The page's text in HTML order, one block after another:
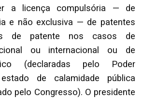
a licença compulsória — de
e não exclusiva — de patentes
de patente nos casos de
ou internacional ou de
(declaradas pelo Poder
de calamidade pública
pelo Congresso). O presidente